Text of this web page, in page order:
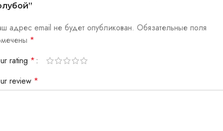
адрес email не будет опубликован. Обязательные поля
*
rating *
review *